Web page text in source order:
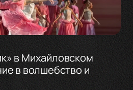
в Михайловском
в волшебство и